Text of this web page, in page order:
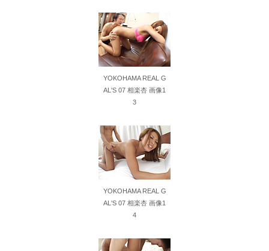
YOKOHAMA REAL G
AL'S 07 相楽杏 画像1
3
YOKOHAMA REAL G
AL'S 07 相楽杏 画像1
4